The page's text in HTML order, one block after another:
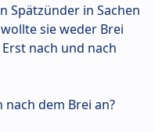
Spätzünder in Sachen
sie weder Brei
nach und nach
dem Brei an?